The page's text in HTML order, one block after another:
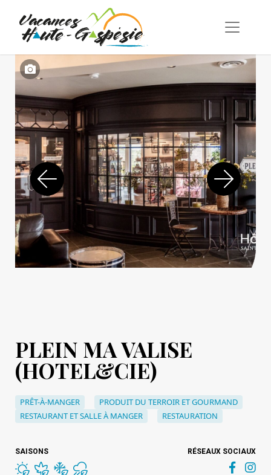
PLEIN MA VALISE
(HOTEL&CIE)
PRÊT-À-MANGER
PRODUIT DU TERROIR ET GOURMAND
RESTAURANT ET SALLE À MANGER
RESTAURATION
SAISONS RÉSEAUX SOCIAUX